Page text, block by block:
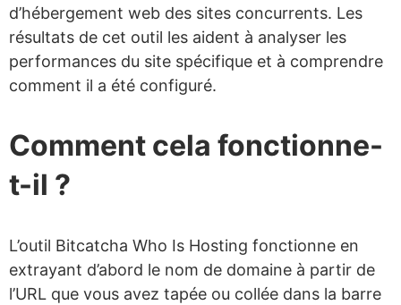
d’hébergement web des sites concurrents. Les
résultats de cet outil les aident à analyser les
performances du site spécifique et à comprendre
comment il a été configuré.
Comment cela fonctionne-
t-il ?
L’outil Bitcatcha Who Is Hosting fonctionne en
extrayant d’abord le nom de domaine à partir de
l’URL que vous avez tapée ou collée dans la barre